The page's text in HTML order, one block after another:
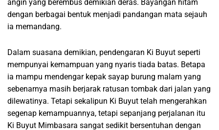
angin yang berembus demikian deras. Bayangan hitam
dengan berbagai bentuk menjadi pandangan mata sejauh
ia memandang.
Dalam suasana demikian, pendengaran Ki Buyut seperti
mempunyai kemampuan yang nyaris tiada batas. Betapa
ia mampu mendengar kepak sayap burung malam yang
sebenarnya masih berjarak ratusan tombak dari jalan yang
dilewatinya. Tetapi sekalipun Ki Buyut telah mengerahkan
segenap kemampuannya, tetapi sepanjang perjalanan itu
Ki Buyut Mimbasara sangat sedikit bersentuhan dengan